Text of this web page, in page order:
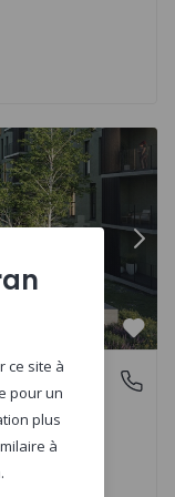
do Douro -
ce site à
pour un
plus
à